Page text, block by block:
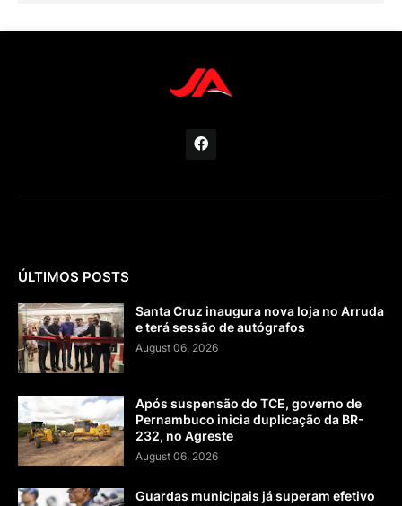
ÚLTIMOS POSTS
Santa Cruz inaugura nova loja no Arruda
e terá sessão de autógrafos
August 06, 2026
Após suspensão do TCE, governo de
Pernambuco inicia duplicação da BR-
232, no Agreste
August 06, 2026
Guardas municipais já superam efetivo